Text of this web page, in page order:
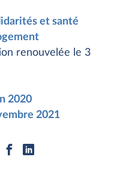
et santé
renouvelée le 3
2020
2021